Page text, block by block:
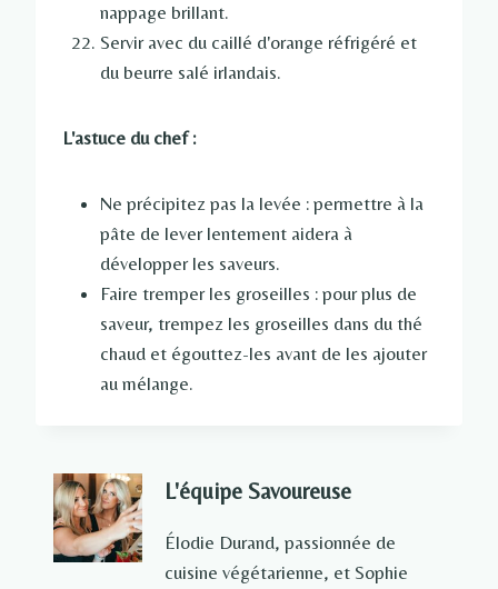
nappage brillant.
Servir avec du caillé d'orange réfrigéré et
du beurre salé irlandais.
L'astuce du chef :
Ne précipitez pas la levée : permettre à la
pâte de lever lentement aidera à
développer les saveurs.
Faire tremper les groseilles : pour plus de
saveur, trempez les groseilles dans du thé
chaud et égouttez-les avant de les ajouter
au mélange.
L'équipe Savoureuse
Élodie Durand, passionnée de
cuisine végétarienne, et Sophie